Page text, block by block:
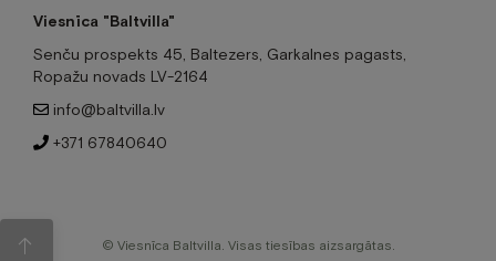
Viesnīca "Baltvilla"
Senču prospekts 45, Baltezers, Garkalnes pagasts,
Ropažu novads LV-2164
info@baltvilla.lv
+371 67840640
© Viesnīca Baltvilla. Visas tiesības aizsargātas.